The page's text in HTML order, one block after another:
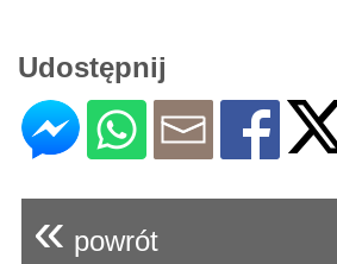
Udostępnij
« powrót